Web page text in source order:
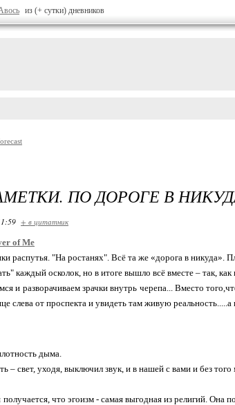
из (+ сутки) дневников
ПО ДОРОГЕ В
+ в цитатник
of Me
распутья. "На ростанях". Всё та же «дорога в никуда».
каждый осколок, но в итоге вышло всё вместе – так,
и разворачиваем зрачки внутрь черепа... Вместо
слева от проспекта и увидеть там живую
дыма.
– свет, уходя, выключил звук, и в нашей с вами и без
что эгоизм - самая выгодная из религий. Она